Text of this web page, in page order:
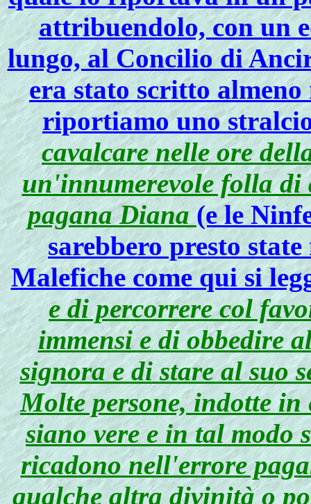
attribuendolo, con un
lungo, al Concilio di
era stato scritto
riportiamo uno
cavalcare nelle ore
un'innumerevole folla di
pagana Diana (e le
sarebbero presto
Malefiche come qui si
e di percorrere col
immensi e di obbedire
signora e di stare al suo
Molte persone, indotte in
siano vere e in tal modo
ricadono nell'errore
qualche altra divinità o